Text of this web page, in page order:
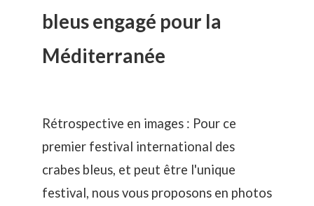
bleus engagé pour la
Méditerranée
Rétrospective en images : Pour ce
premier festival international des
crabes bleus, et peut être l'unique
festival, nous vous proposons en photos